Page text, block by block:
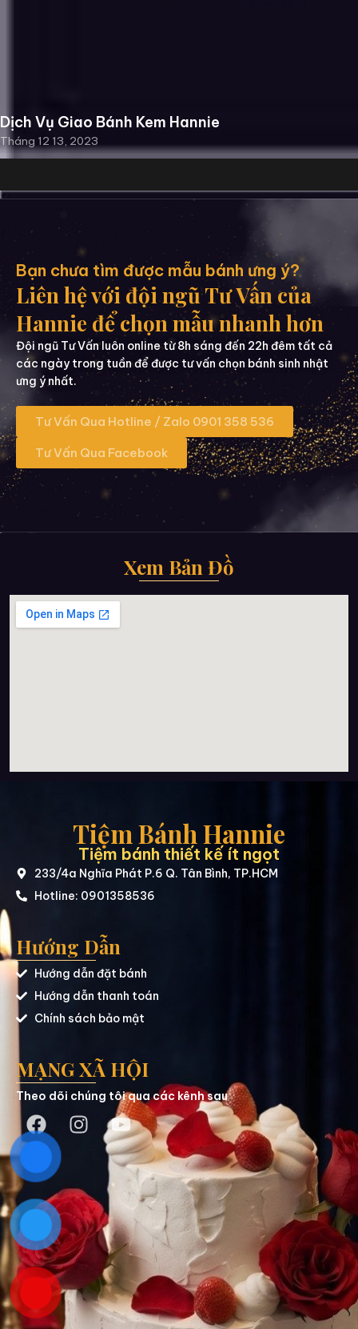
Dịch Vụ Giao Bánh Kem Hannie
Tháng 12 13, 2023
Bạn chưa tìm được mẫu bánh ưng ý?
Liên hệ với đội ngũ Tư Vấn của
Hannie để chọn mẫu nhanh hơn
Đội ngũ Tư Vấn luôn online từ 8h sáng đến 22h đêm tất cả
các ngày trong tuần để được tư vấn chọn bánh sinh nhật
ưng ý nhất.
Tư Vấn Qua Hotline / Zalo 0901 358 536
Tư Vấn Qua Facebook
Xem Bản Đồ
Tiệm Bánh Hannie
Tiệm bánh thiết kế ít ngọt
233/4a Nghĩa Phát P.6 Q. Tân Bình, TP.HCM
Hotline: 0901358536
Hướng Dẫn
Hướng dẫn đặt bánh
Hướng dẫn thanh toán
Chính sách bảo mật
MẠNG XÃ HỘI
Theo dõi chúng tôi qua các kênh sau